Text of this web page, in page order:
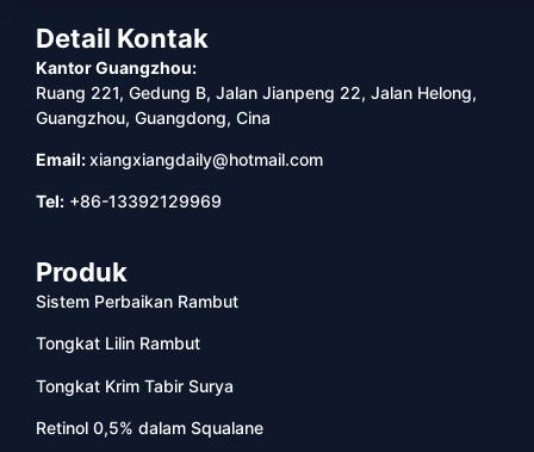
Detail Kontak
Kantor Guangzhou:
Ruang 221, Gedung B, Jalan Jianpeng 22, Jalan Helong,
Guangzhou, Guangdong, Cina
Email:xiangxiangdaily@hotmail.com
Tel: +86-13392129969
Produk
Sistem Perbaikan Rambut
Tongkat Lilin Rambut
Tongkat Krim Tabir Surya
Retinol 0,5% dalam Squalane